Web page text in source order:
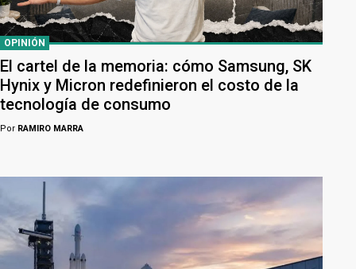
OPINIÓN
El cartel de la memoria: cómo Samsung, SK
Hynix y Micron redefinieron el costo de la
tecnología de consumo
Por RAMIRO MARRA